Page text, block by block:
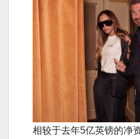
相较于去年5亿英镑的净